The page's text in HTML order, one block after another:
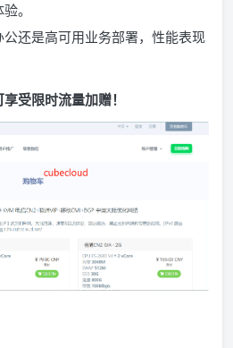
。
还是高可用业务部署，性能表现
受限时流量加赠！